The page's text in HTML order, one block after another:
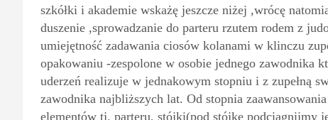
szkółki i akademie wskażę jeszcze niżej ,wrócę
duszenie ,sprowadzanie do parteru rzutem rodem z
umiejętność zadawania ciosów kolanami w klinczu
opakowaniu -zespolone w osobie jednego zawodnika
uderzeń realizuje w jednakowym stopniu i z zupełną
zawodnika najbliższych lat. Od stopnia
elementów tj. parteru, stójki(pod stójkę podciągnijmy